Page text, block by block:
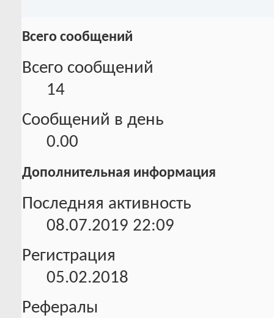
Всего сообщений
Всего сообщений
14
Сообщений в день
0.00
Дополнительная информация
Последняя активность
08.07.2019 22:09
Регистрация
05.02.2018
Рефералы